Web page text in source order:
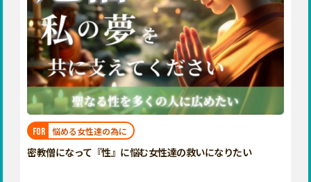
山形
関東
奈良
和歌山
中国
鳥取 島根 岡山 広島 山口
四国
徳島 香川 愛媛 高知
九州・沖縄
福岡 佐賀 長崎
宮崎
鹿児島 沖縄
FOR 悩める女性達の為に
密教僧になって『性』に悩む女性達の救いになりたい